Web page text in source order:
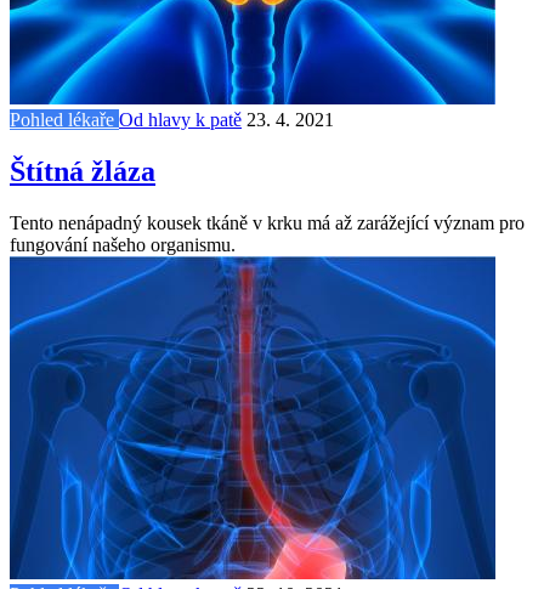
Pohled lékaře Od hlavy k patě 23. 4. 2021
Štítná žláza
Tento nenápadný kousek tkáně v krku má až zarážející význam pro
fungování našeho organismu.